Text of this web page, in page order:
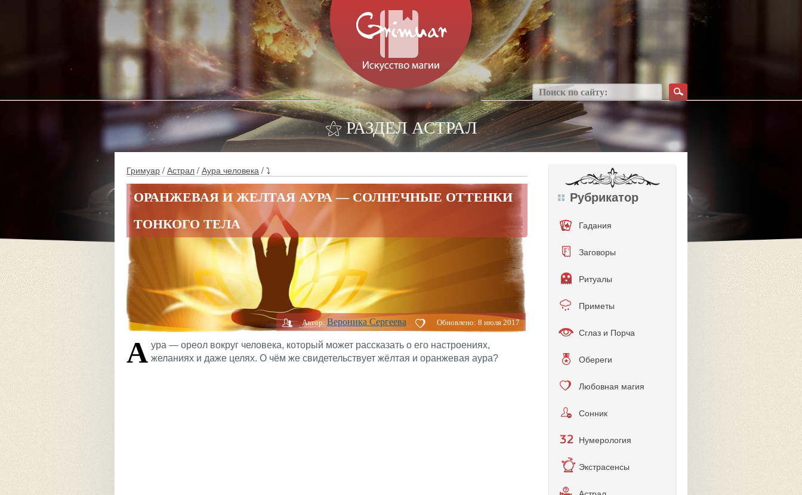
⚝ РАЗДЕЛ АСТРАЛ
Гримуар / Астрал / Аура человека / ⤵
ОРАНЖЕВАЯ И ЖЕЛТАЯ АУРА — СОЛНЕЧНЫЕ ОТТЕНКИ
ТОНКОГО ТЕЛА
Автор: Вероника Сергеева Обновлено: 8 июля 2017
А ура — ореол вокруг человека, который может рассказать о его настроениях,
желаниях и даже целях. О чём же свидетельствует жёлтая и оранжевая аура?
Рубрикатор
Гадания
Заговоры
Ритуалы
Приметы
Сглаз и Порча
Обереги
Любовная магия
Сонник
Нумерология
Экстрасенсы